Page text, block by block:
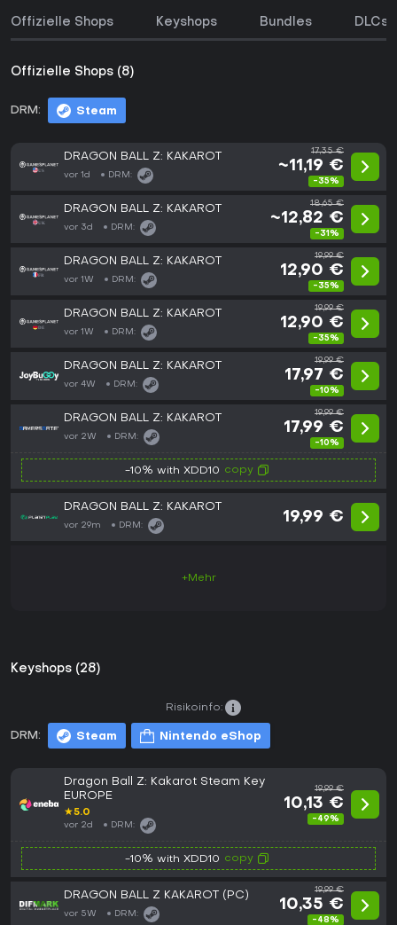
Offizielle Shops Keyshops Bundles DLCs
Offizielle Shops (8)
DRM: Steam
DRAGON BALL Z: KAKAROT
vor 1d DRM:
17,35 €
~11,19 €
-35%
DRAGON BALL Z: KAKAROT
vor 3d DRM:
18,65 €
~12,82 €
-31%
DRAGON BALL Z: KAKAROT
vor 1W DRM:
19,99 €
12,90 €
-35%
DRAGON BALL Z: KAKAROT
vor 1W DRM:
19,99 €
12,90 €
-35%
DRAGON BALL Z: KAKAROT
vor 4W DRM:
19,99 €
17,97 €
-10%
DRAGON BALL Z: KAKAROT
vor 2W DRM:
19,99 €
17,99 €
-10%
-10% with XDD10 copy
DRAGON BALL Z: KAKAROT
vor 29m DRM:
19,99 €
+Mehr
Keyshops (28)
DRM: Steam Nintendo eShop
Risikoinfo:
Dragon Ball Z: Kakarot Steam Key
EUROPE
★5.0
vor 2d DRM:
19,99 €
10,13 €
-49%
-10% with XDD10 copy
DRAGON BALL Z KAKAROT (PC)
vor 5W DRM:
19,99 €
10,35 €
-48%